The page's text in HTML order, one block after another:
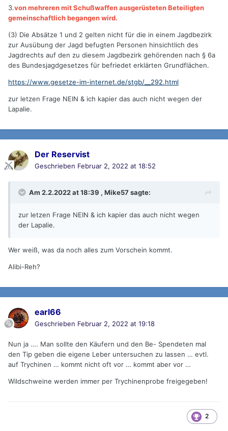
3.von mehreren mit Schußwaffen ausgerüsteten Beteiligten
gemeinschaftlich begangen wird.
(3) Die Absätze 1 und 2 gelten nicht für die in einem Jagdbezirk
zur Ausübung der Jagd befugten Personen hinsichtlich des
Jagdrechts auf den zu diesem Jagdbezirk gehörenden nach § 6a
des Bundesjagdgesetzes für befriedet erklärten Grundflächen.
https://www.gesetze-im-internet.de/stgb/__292.html
zur letzen Frage NEIN & ich kapier das auch nicht wegen der
Lapalie.
Der Reservist
Geschrieben Februar 2, 2022 at 18:52
Am 2.2.2022 at 18:39 , Mike57 sagte:
zur letzen Frage NEIN & ich kapier das auch nicht wegen
der Lapalie.
Wer weiß, was da noch alles zum Vorschein kommt.
Alibi-Reh?
earl66
Geschrieben Februar 2, 2022 at 19:18
Nun ja …. Man sollte den Käufern und den Be- Spendeten mal
den Tip geben die eigene Leber untersuchen zu lassen … evtl.
auf Trychinen … kommt nicht oft vor … kommt aber vor …
Wildschweine werden immer per Trychinenprobe freigegeben!
2